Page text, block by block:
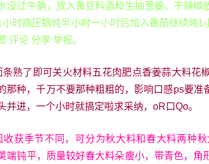
没过牛腩，放入黄豆料酒和生抽葱姜，干辣椒
小时高压锅炖半小时一小时后加入番茄继续炖
评论 分享 举报。
条熟了即可关火材料五花肉肥点香姜蒜大料花
那种，千万不要那种粗粗的，影响口感ps要准
并进，一个小时就搞定啦求采纳，oR口Qo。
收获季节不同，可分为秋大料和春大料两种
端钝平，质量较好春大料朵瘦小，带青色，角